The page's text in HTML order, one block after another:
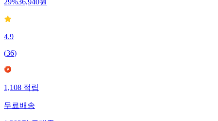
29%36,940원
4.9
(36)
1,108적립
무료배송